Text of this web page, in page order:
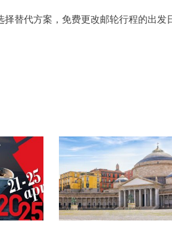
替代方案，免费更改邮轮行程的出发